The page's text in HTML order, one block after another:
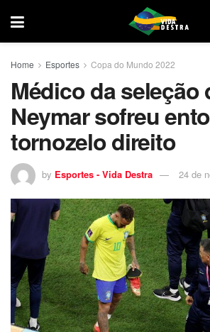
Home Esportes Copa do Mundo 2022
Médico da seleção
Neymar sofreu
tornozelo direito
by Esportes - Vida Destra 24 de